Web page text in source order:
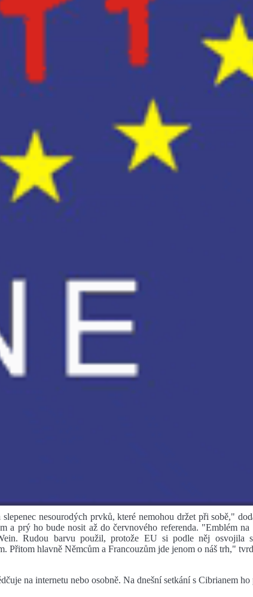
nesourodých prvků, které nemohou držet při sobě,"
a prý ho bude nosit až do červnového referenda. "Emblém
Rudou barvu použil, protože EU si podle něj osvojila
hlavně Němcům a Francouzům jde jenom o náš trh,"
na internetu nebo osobně. Na dnešní setkání s Cibrianem